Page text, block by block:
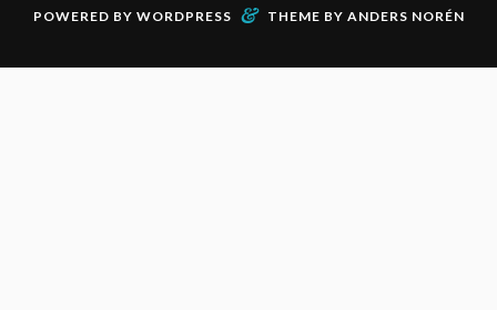
POWERED BY WORDPRESS & THEME BY ANDERS NORÉN